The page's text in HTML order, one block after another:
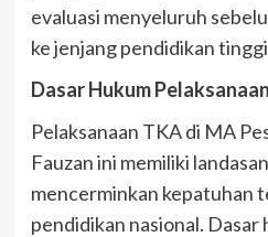
evaluasi menyeluruh
ke jenjang pendidikan
Dasar Hukum
Pelaksanaan TKA di MA
Fauzan ini memiliki
mencerminkan kepatuhan
pendidikan nasional. Dasar